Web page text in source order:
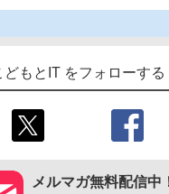
どもとIT をフォローする
メルマガ無料配信中